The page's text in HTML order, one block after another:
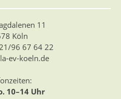
11
Köln
96 67 64 22
ev-koeln.de
10–14 Uhr